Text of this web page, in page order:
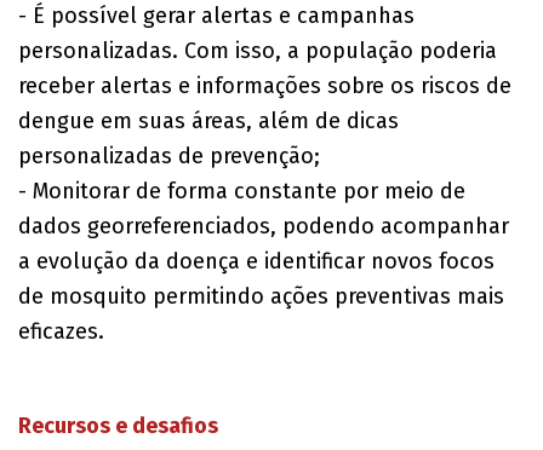
- É possível gerar alertas e campanhas
personalizadas. Com isso, a população poderia
receber alertas e informações sobre os riscos de
dengue em suas áreas, além de dicas
personalizadas de prevenção;
- Monitorar de forma constante por meio de
dados georreferenciados, podendo acompanhar
a evolução da doença e identificar novos focos
de mosquito permitindo ações preventivas mais
eficazes.
Recursos e desafios